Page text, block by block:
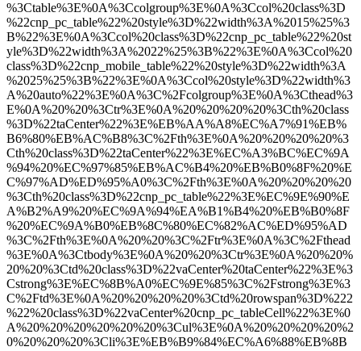
%3Ctable%3E%0A%3Ccolgroup%3E%0A%3Ccol%20class%3D
%22cnp_pc_table%22%20style%3D%22width%3A%2015%25%3
B%22%3E%0A%3Ccol%20class%3D%22cnp_pc_table%22%20st
yle%3D%22width%3A%2022%25%3B%22%3E%0A%3Ccol%20
class%3D%22cnp_mobile_table%22%20style%3D%22width%3A
%2025%25%3B%22%3E%0A%3Ccol%20style%3D%22width%3
A%20auto%22%3E%0A%3C%2Fcolgroup%3E%0A%3Cthead%3
E%0A%20%20%3Ctr%3E%0A%20%20%20%20%3Cth%20class
%3D%22taCenter%22%3E%EB%AA%A8%EC%A7%91%EB%
B6%80%EB%AC%B8%3C%2Fth%3E%0A%20%20%20%20%3
Cth%20class%3D%22taCenter%22%3E%EC%A3%BC%EC%9A
%94%20%EC%97%85%EB%AC%B4%20%EB%B0%8F%20%E
C%97%AD%ED%95%A0%3C%2Fth%3E%0A%20%20%20%20
%3Cth%20class%3D%22cnp_pc_table%22%3E%EC%9E%90%E
A%B2%A9%20%EC%9A%94%EA%B1%B4%20%EB%B0%8F
%20%EC%9A%B0%EB%8C%80%EC%82%AC%ED%95%AD
%3C%2Fth%3E%0A%20%20%3C%2Ftr%3E%0A%3C%2Fthead
%3E%0A%3Ctbody%3E%0A%20%20%3Ctr%3E%0A%20%20%
20%20%3Ctd%20class%3D%22vaCenter%20taCenter%22%3E%3
Cstrong%3E%EC%8B%A0%EC%9E%85%3C%2Fstrong%3E%3
C%2Ftd%3E%0A%20%20%20%20%3Ctd%20rowspan%3D%222
%22%20class%3D%22vaCenter%20cnp_pc_tableCell%22%3E%0
A%20%20%20%20%20%20%3Cul%3E%0A%20%20%20%20%2
0%20%20%20%3Cli%3E%EB%B9%84%EC%A6%88%EB%8B